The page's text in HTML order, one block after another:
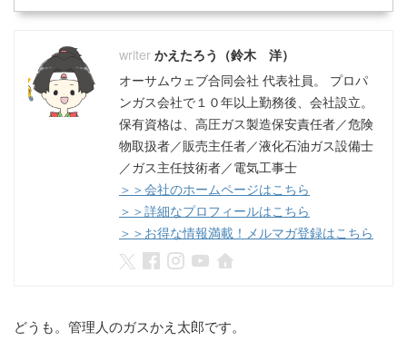
かえたろう（鈴木 洋）
オーサムウェブ合同会社 代表社員。 プロパ
ンガス会社で１０年以上勤務後、会社設立。
保有資格は、高圧ガス製造保安責任者／危険
物取扱者／販売主任者／液化石油ガス設備士
／ガス主任技術者／電気工事士
＞＞会社のホームページはこちら
＞＞詳細なプロフィールはこちら
＞＞お得な情報満載！メルマガ登録はこちら
どうも。管理人のガスかえ太郎です。